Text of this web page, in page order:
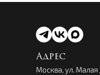
Адрес
Москва, ул.